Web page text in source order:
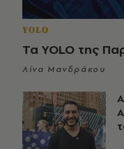
YOLO
Τα YOLO της
Λίνα Μανδράκου